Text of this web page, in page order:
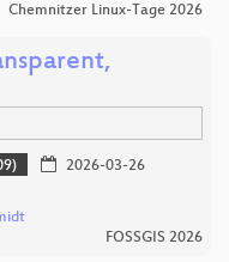
Chemnitzer Linux-Tage 2026
2026-03-26
FOSSGIS 2026